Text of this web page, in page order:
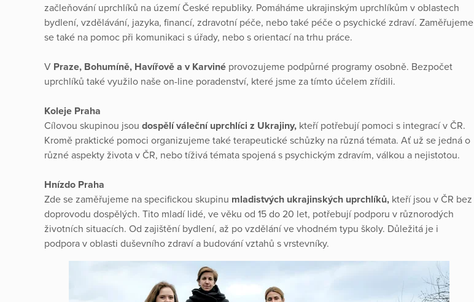
začleňování uprchlíků na území České republiky. Pomáháme ukrajinským uprchlíkům v oblastech
bydlení, vzdělávání, jazyka, financí, zdravotní péče, nebo také péče o psychické zdraví. Zaměřujeme
se také na pomoc při komunikaci s úřady, nebo s orientací na trhu práce.
V Praze, Bohumíně, Havířově a v Karviné provozujeme podpůrné programy osobně. Bezpočet
uprchlíků také využilo naše on-line poradenství, které jsme za tímto účelem zřídili.
Koleje Praha
Cílovou skupinou jsou dospělí váleční uprchlíci z Ukrajiny, kteří potřebují pomoci s integrací v ČR.
Kromě praktické pomoci organizujeme také terapeutické schůzky na různá témata. Ať už se jedná o
různé aspekty života v ČR, nebo tíživá témata spojená s psychickým zdravím, válkou a nejistotou.
Hnízdo Praha
Zde se zaměřujeme na specifickou skupinu mladistvých ukrajinských uprchlíků, kteří jsou v ČR bez
doprovodu dospělých. Tito mladí lidé, ve věku od 15 do 20 let, potřebují podporu v různorodých
životních situacích. Od zajištění bydlení, až po vzdělání ve vhodném typu školy. Důležitá je i
podpora v oblasti duševního zdraví a budování vztahů s vrstevníky.